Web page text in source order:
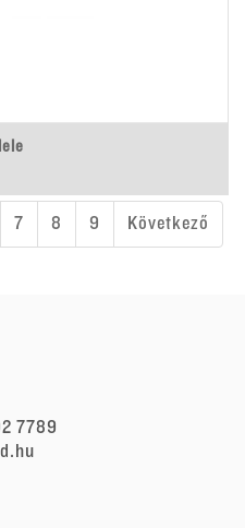
7 8 9 Következő
7789